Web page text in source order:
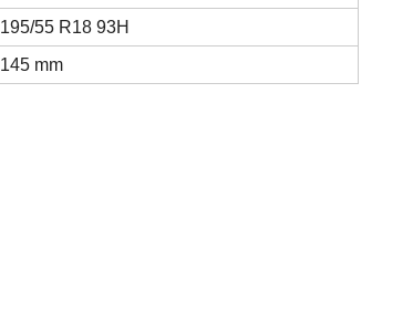
195/55 R18 93H
145 mm